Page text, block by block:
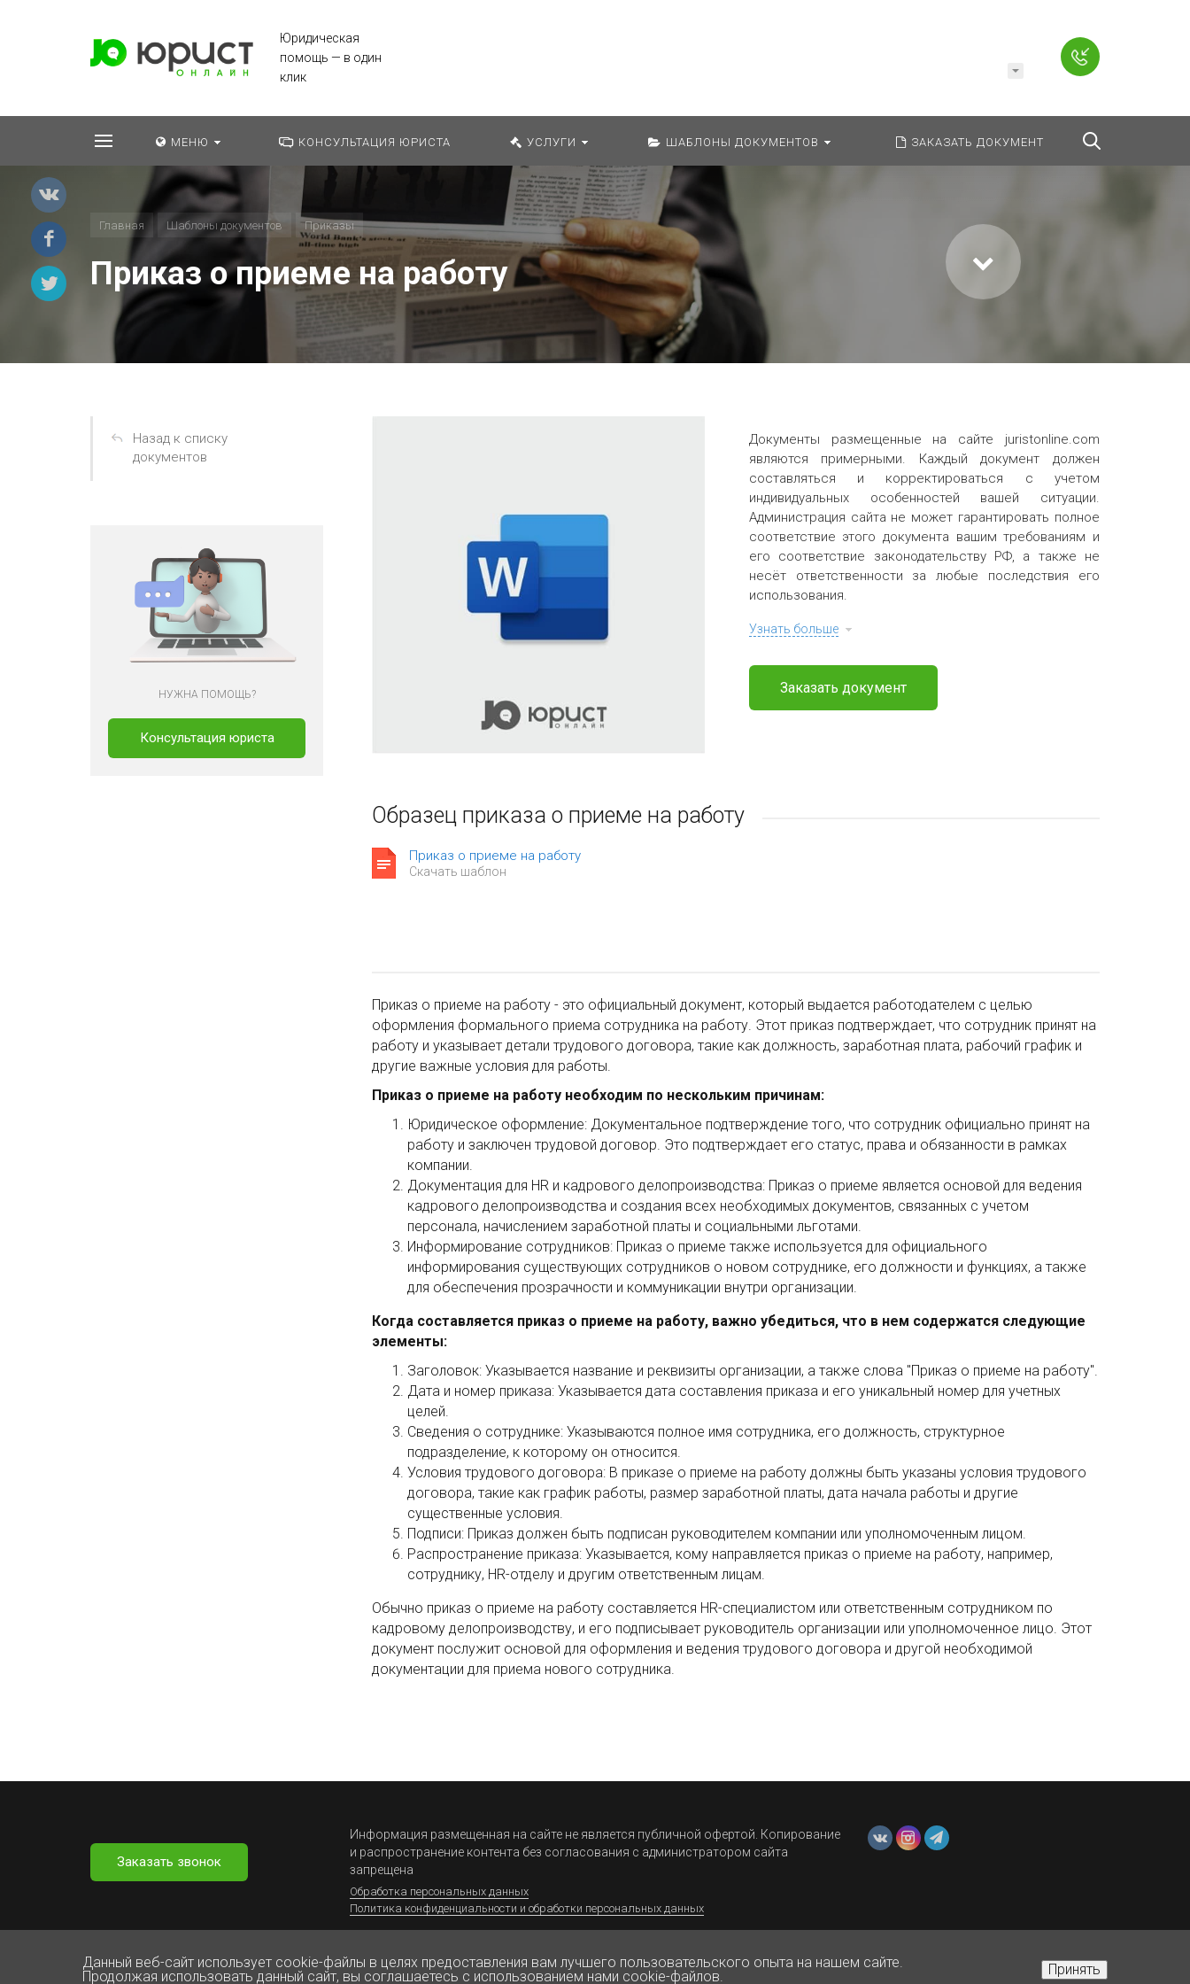
Юридическая
помощь — в один
клик
МЕНЮ КОНСУЛЬТАЦИЯ ЮРИСТА УСЛУГИ ШАБЛОНЫ ДОКУМЕНТОВ ЗАКАЗАТЬ ДОКУМЕНТ
Главная Шаблоны документов Приказы
Приказ о приеме на работу
Назад к списку
документов
НУЖНА ПОМОЩЬ?
Консультация юриста
Документы размещенные на сайте juristonline.com
являются примерными. Каждый документ должен
составляться и корректироваться с учетом
индивидуальных особенностей вашей ситуации.
Администрация сайта не может гарантировать полное
соответствие этого документа вашим требованиям и
его соответствие законодательству РФ, а также не
несёт ответственности за любые последствия его
использования.
Узнать больше
Заказать документ
Образец приказа о приеме на работу
Приказ о приеме на работу
Скачать шаблон
Приказ о приеме на работу - это официальный документ, который выдается работодателем с целью
оформления формального приема сотрудника на работу. Этот приказ подтверждает, что сотрудник принят на
работу и указывает детали трудового договора, такие как должность, заработная плата, рабочий график и
другие важные условия для работы.
Приказ о приеме на работу необходим по нескольким причинам:
Юридическое оформление: Документальное подтверждение того, что сотрудник официально принят на
работу и заключен трудовой договор. Это подтверждает его статус, права и обязанности в рамках
компании.
Документация для HR и кадрового делопроизводства: Приказ о приеме является основой для ведения
кадрового делопроизводства и создания всех необходимых документов, связанных с учетом
персонала, начислением заработной платы и социальными льготами.
Информирование сотрудников: Приказ о приеме также используется для официального
информирования существующих сотрудников о новом сотруднике, его должности и функциях, а также
для обеспечения прозрачности и коммуникации внутри организации.
Когда составляется приказ о приеме на работу, важно убедиться, что в нем содержатся следующие
элементы:
Заголовок: Указывается название и реквизиты организации, а также слова "Приказ о приеме на работу".
Дата и номер приказа: Указывается дата составления приказа и его уникальный номер для учетных
целей.
Сведения о сотруднике: Указываются полное имя сотрудника, его должность, структурное
подразделение, к которому он относится.
Условия трудового договора: В приказе о приеме на работу должны быть указаны условия трудового
договора, такие как график работы, размер заработной платы, дата начала работы и другие
существенные условия.
Подписи: Приказ должен быть подписан руководителем компании или уполномоченным лицом.
Распространение приказа: Указывается, кому направляется приказ о приеме на работу, например,
сотруднику, HR-отделу и другим ответственным лицам.
Обычно приказ о приеме на работу составляется HR-специалистом или ответственным сотрудником по
кадровому делопроизводству, и его подписывает руководитель организации или уполномоченное лицо. Этот
документ послужит основой для оформления и ведения трудового договора и другой необходимой
документации для приема нового сотрудника.
Заказать звонок
Информация размещенная на сайте не является публичной офертой. Копирование
и распространение контента без согласования с администратором сайта
запрещена
Обработка персональных данных
Политика конфиденциальности и обработки персональных данных
Данный веб-сайт использует cookie-файлы в целях предоставления вам лучшего пользовательского опыта на нашем сайте.
Продолжая использовать данный сайт, вы соглашаетесь с использованием нами cookie-файлов.
Принять